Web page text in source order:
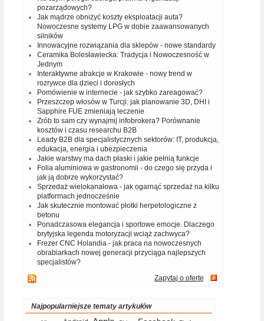
pozarządowych?
Jak mądrze obniżyć koszty eksploatacji auta?
Nowoczesne systemy LPG w dobie zaawansowanych
silników
Innowacyjne rozwiązania dla sklepów - nowe standardy
Ceramika Bolesławiecka: Tradycja i Nowoczesność w
Jednym
Interaktywne atrakcje w Krakowie - nowy trend w
rozrywce dla dzieci i dorosłych
Pomówienie w internecie - jak szybko zareagować?
Przeszczep włosów w Turcji: jak planowanie 3D, DHI i
Sapphire FUE zmieniają leczenie
Zrób to sam czy wynajmij infobrokera? Porównanie
kosztów i czasu researchu B2B
Leady B2B dla specjalistycznych sektorów: IT, produkcja,
edukacja, energia i ubezpieczenia
Jakie warstwy ma dach płaski i jakie pełnią funkcje
Folia aluminiowa w gastronomii - do czego się przyda i
jak ją dobrze wykorzystać?
Sprzedaż wielokanałowa - jak ogarnąć sprzedaż na kilku
platformach jednocześnie
Jak skutecznie montować płotki herpetologiczne z
betonu
Ponadczasowa elegancja i sportowe emocje. Dlaczego
brytyjska legenda motoryzacji wciąż zachwyca?
Frezer CNC Holandia - jak praca na nowoczesnych
obrabiarkach nowej generacji przyciąga najlepszych
specjalistów?
Zapytaj o ofertę
Najpopularniejsze tematy artykułów